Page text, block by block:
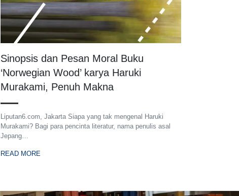
Sinopsis dan Pesan Moral Buku
‘Norwegian Wood’ karya Haruki
Murakami, Penuh Makna
Liputan6.com, Jakarta Siapa yang tak mengenal Haruki
Murakami? Bagi para pencinta literatur, nama penulis asal
Jepang…
READ MORE